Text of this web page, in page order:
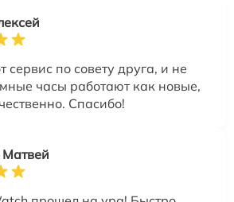
сервис по совету друга, и не
часы работают как новые,
Спасибо!
Матвей